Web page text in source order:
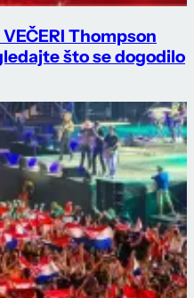
VEČERI Thompson
što se dogodilo